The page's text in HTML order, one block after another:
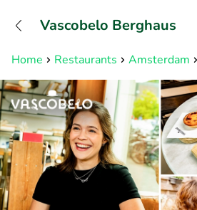
Home Restaurants Amsterdam
Vascobelo Berghaus